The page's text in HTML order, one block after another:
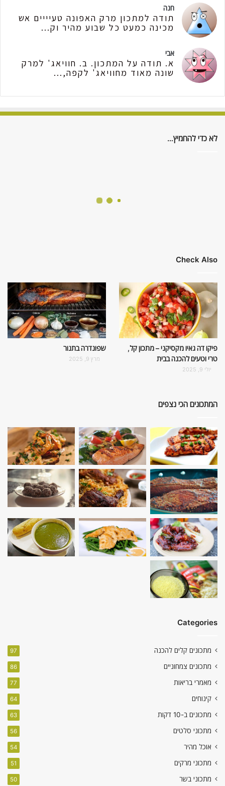
חנה
תודה למתכון מרק האפונה טעיייים אש
מכינה כמעט כל שבוע מהיר וק...
אבי
א. תודה על המתכון. ב. חוויאג' למרק
שונה מאוד מחוויאג' לקפה,...
לא כדי להחמיץ…
Check Also
פיקו דה גאיו מקסיקני – מתכון קל,
טרי וטעים להכנה בבית
יולי 9, 2025
שפונדרה בתנור
מרץ 9, 2025
המתכונים הכי נצפים
Categories
מתכונים קלים להכנה 97
מתכונים צמחוניים 86
מאמרי בריאות 77
קינוחים 64
מתכונים ב-10 דקות 63
מתכוני סלטים 56
אוכל מהיר 54
מתכוני מרקים 51
מתכוני בשר 50